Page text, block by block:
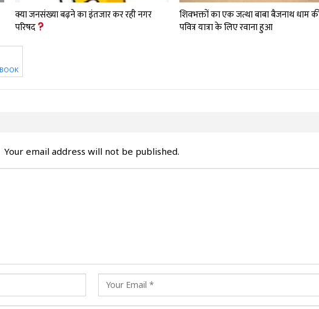
क्या जनसंख्या बढ़ने का इंतजार कर रही नगर
परिषद
शिवभक्तों का एक जत्था बाबा बैजनाथ धाम
पवित्र यात्रा के लिए रवाना हुआ
Your email address will not be published.